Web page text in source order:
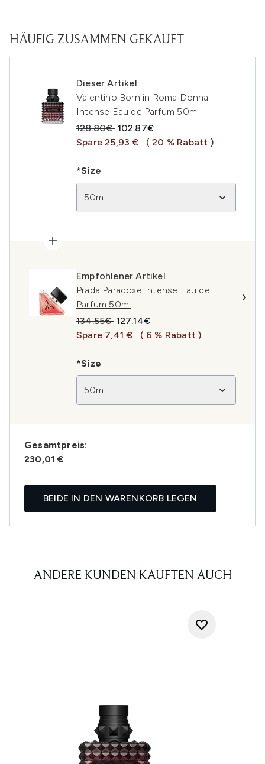
HÄUFIG ZUSAMMEN GEKAUFT
Dieser Artikel
Valentino Born in Roma Donna
Intense Eau de Parfum 50ml
Unverbindliche Preisempfehlung:
128.80€ Aktueller Preis:
102.87€
Spare 25,93 €
( 20 % Rabatt )
*Size
50ml
Empfohlener Artikel
Prada Paradoxe Intense Eau de
Parfum 50ml
Unverbindliche Preisempfehlung:
134.55€ Aktueller Preis:
127.14€
Spare 7,41 €
( 6 % Rabatt )
*Size
50ml
Gesamtpreis:
230,01 €
BEIDE IN DEN WARENKORB LEGEN
ANDERE KUNDEN KAUFTEN AUCH